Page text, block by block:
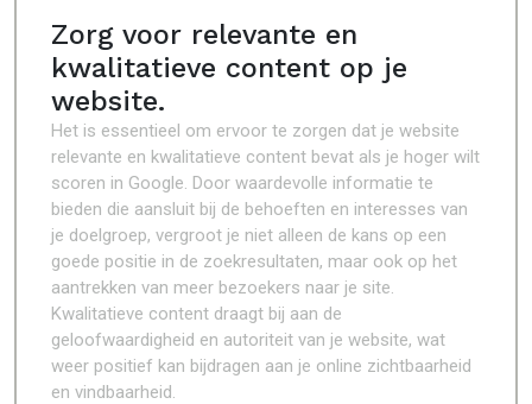
Zorg voor relevante en
kwalitatieve content op je
website.
Het is essentieel om ervoor te zorgen dat je website
relevante en kwalitatieve content bevat als je hoger wilt
scoren in Google. Door waardevolle informatie te
bieden die aansluit bij de behoeften en interesses van
je doelgroep, vergroot je niet alleen de kans op een
goede positie in de zoekresultaten, maar ook op het
aantrekken van meer bezoekers naar je site.
Kwalitatieve content draagt bij aan de
geloofwaardigheid en autoriteit van je website, wat
weer positief kan bijdragen aan je online zichtbaarheid
en vindbaarheid.